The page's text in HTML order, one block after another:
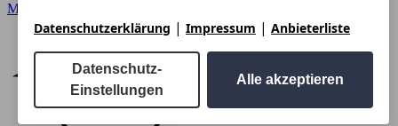
Mercedes-Benz
Datenschutzerklärung | Impressum | Anbieterliste
Datenschutz-
Einstellungen
Alle akzeptieren